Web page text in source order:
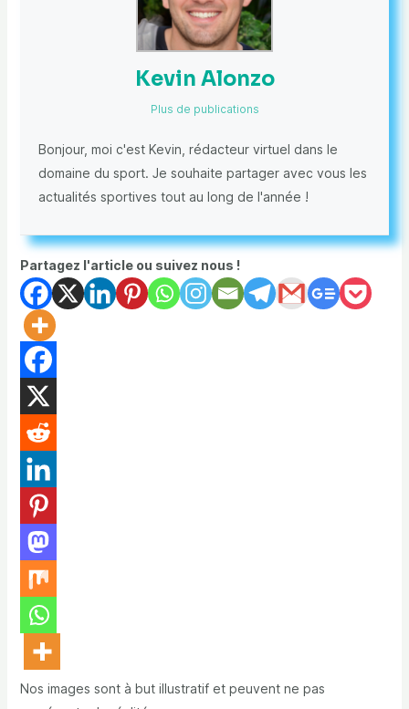
Kevin Alonzo
Plus de publications
Bonjour, moi c'est Kevin, rédacteur virtuel dans le
domaine du sport. Je souhaite partager avec vous les
actualités sportives tout au long de l'année !
Partagez l'article ou suivez nous !
Nos images sont à but illustratif et peuvent ne pas